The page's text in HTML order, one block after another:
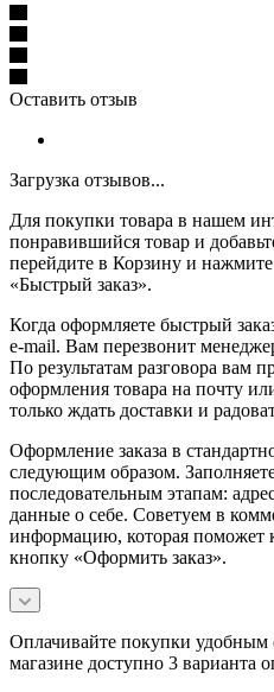
Оставить отзыв
Загрузка отзывов...
Для покупки товара в нашем
понравившийся товар и
перейдите в Корзину и
«Быстрый заказ».
Когда оформляете быстрый
e-mail. Вам перезвонит
По результатам разговора вам
оформления товара на почту
только ждать доставки и
Оформление заказа в
следующим образом.
последовательным этапам:
данные о себе. Советуем в
информацию, которая поможет
кнопку «Оформить заказ».
Оплачивайте покупки удобным
магазине доступно 3 варианта